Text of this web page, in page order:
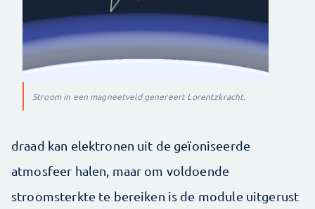
Stroom in een magneetveld genereert Lorentzkracht.
draad kan elektronen uit de geïoniseerde
atmosfeer halen, maar om voldoende
stroomsterkte te bereiken is de module uitgerust